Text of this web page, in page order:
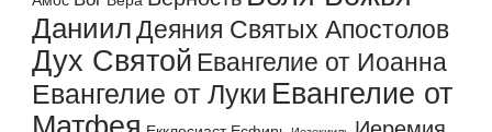
ДаниилДеяния Святых Апостолов
Дух Святой Евангелие от Иоанна
Евангелие от Луки Евангелие от